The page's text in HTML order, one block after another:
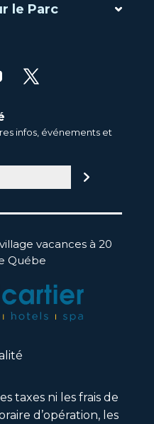
le Parc
infos, événements et
vacances à 20
Québe
taxes ni les frais de
d’opération, les